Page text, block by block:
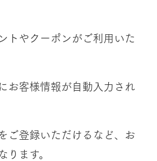
トやクーポンがご利用いた
お客様情報が自動入力され
ご登録いただけるなど、お
ます。